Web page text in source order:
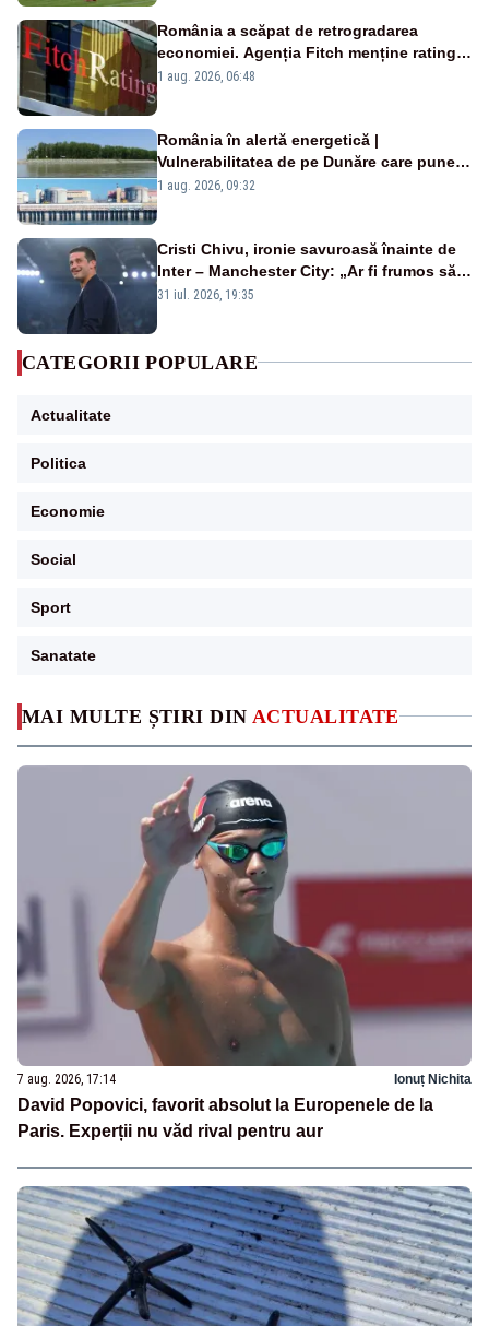
MAI MULTE ȘTIRI DIN ACTUALITATE
7 aug. 2026, 17:14 Ionuț Nichita
David Popovici, favorit absolut la Europenele de la
Paris. Experții nu văd rival pentru aur
România a scăpat de retrogradarea
economiei. Agenția Fitch menține ratingul
„BBB-” cu perspectivă negativă
1 aug. 2026, 06:48
România în alertă energetică |
Vulnerabilitatea de pe Dunăre care pune
în pericol Centrala Cernavodă era
1 aug. 2026, 09:32
Cristi Chivu, ironie savuroasă înainte de
Inter – Manchester City: „Ar fi frumos să
mai cumpărați și de la noi”
31 iul. 2026, 19:35
CATEGORII POPULARE
Actualitate
Politica
Economie
Social
Sport
Sanatate